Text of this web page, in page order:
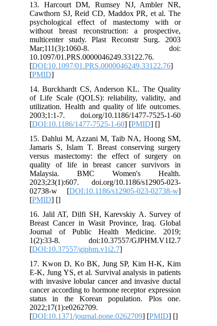
13. Harcourt DM, Rumsey NJ, Ambler NR,
Cawthorn SJ, Reid CD, Maddox PR, et al. The
psychological effect of mastectomy with or
without breast reconstruction: a prospective,
multicenter study. Plast Reconstr Surg. 2003
Mar;111(3):1060-8. doi:
10.1097/01.PRS.0000046249.33122.76.
[DOI:10.1097/01.PRS.0000046249.33122.76
[PMID
14. Burckhardt CS, Anderson KL. The Quality
of Life Scale (QOLS): reliability, validity, and
utilization. Health and quality of life outcomes.
2003;1:1-7. doi.org/10.1186/1477-7525-1-60
[DOI:10.1186/1477-7525-1-60] [PMID] [
15. Dahlui M, Azzani M, Taib NA, Hoong SM,
Jamaris S, Islam T. Breast conserving surgery
versus mastectomy: the effect of surgery on
quality of life in breast cancer survivors in
Malaysia. BMC Women's Health.
2023;23(1):607. doi.org/10.1186/s12905-023-
02738-w [DOI:10.1186/s12905-023-02738-w
[PMID] [
16. Jalil AT, Dilfi SH, Karevskiy A. Survey of
Breast Cancer in Wasit Province, Iraq. Global
Journal of Public Health Medicine. 2019;
1(2):33-8. doi:10.37557/GJPHM.V1I2.7
[DOI:10.37557/gjphm.v1i2.7
17. Kwon D, Ko BK, Jung SP, Kim H-K, Kim
E-K, Jung YS, et al. Survival analysis in patients
with invasive lobular cancer and invasive ductal
cancer according to hormone receptor expression
status in the Korean population. Plos one.
2022;17(1):e0262709.
[DOI:10.1371/journal.pone.0262709] [PMID] [